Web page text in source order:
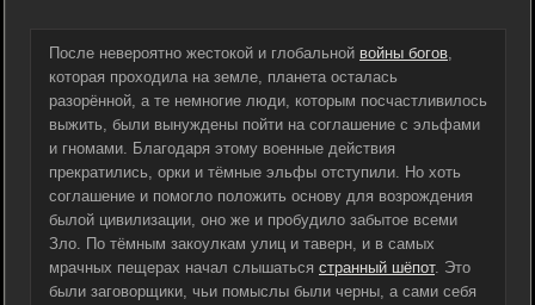
После невероятно жестокой и глобальной войны богов,
которая проходила на земле, планета осталась
разорённой, а те немногие люди, которым посчастливилось
выжить, были вынуждены пойти на соглашение с эльфами
и гномами. Благодаря этому военные действия
прекратились, орки и тёмные эльфы отступили. Но хоть
соглашение и помогло положить основу для возрождения
былой цивилизации, оно же и пробудило забытое всеми
Зло. По тёмным закоулкам улиц и таверн, и в самых
мрачных пещерах начал слышаться странный шёпот. Это
были заговорщики, чьи помыслы были черны, а сами себя